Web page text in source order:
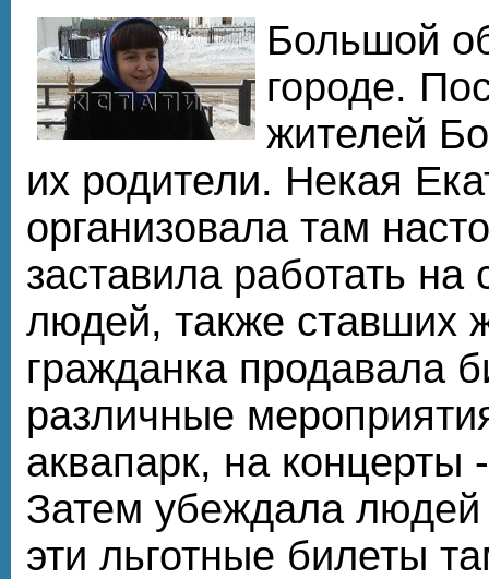
Большой
городе.
жителей
их родители. Некая
организовала там
заставила работать на
людей, также ставших
гражданка продавала
различные
аквапарк, на концерты
Затем убеждала людей
эти льготные билеты